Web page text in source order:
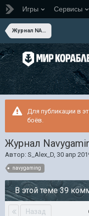
Игры Сервисы
Журнал NAVYgaming
Для публикации в
боёв.
Журнал
Автор: S_Alex_D, 30 апр
navygaming
В этой теме 39
Назад